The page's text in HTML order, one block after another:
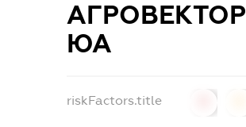
АГРОВЕКТОР
ЮА
riskFactors.title